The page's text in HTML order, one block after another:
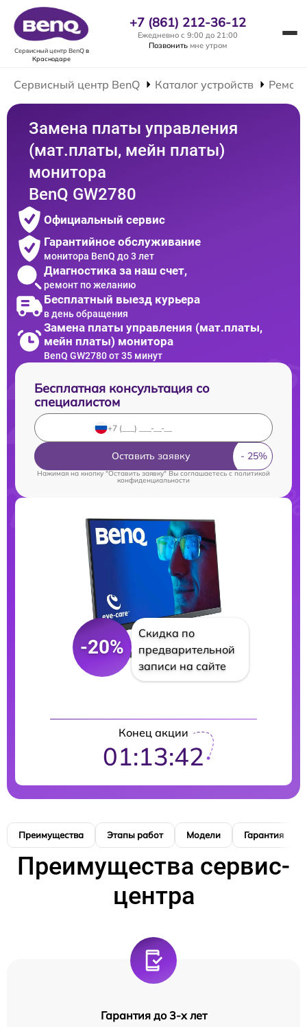
Сервисный центр BenQв
Краснодаре
+7 (861) 212-36-12
Ежедневно с 9:00 до 21:00
Позвонить мне утром
Сервисный центр BenQ Каталог устройств
Замена платы управления
(мат.платы, мейн платы)
монитора
BenQ GW2780
Официальный сервис
Гарантийное обслуживание
монитора BenQ до 3 лет
Диагностика за наш счет,
ремонт по желанию
Бесплатный выезд курьера
в день обращения
Замена платы управления (мат.платы,
мейн платы) монитора
BenQ GW2780 от 35 минут
Бесплатная консультация со
специалистом
Оставить заявку
Нажимая на кнопку "Оставить заявку" Вы соглашаетесь cполитикой
конфиденциальности
-20%
Скидка по
предварительной
записи на сайте
Конец акции
01:13:41
Преимущества Этапы работ Модели Гарантия
Преимущества сервис-
центра
Гарантия до 3-х лет